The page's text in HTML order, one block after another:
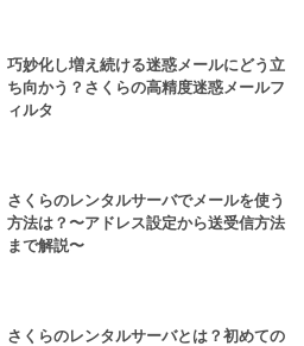
巧妙化し増え続ける迷惑メールにどう立
ち向かう？さくらの高精度迷惑メールフ
ィルタ
さくらのレンタルサーバでメールを使う
方法は？〜アドレス設定から送受信方法
まで解説〜
さくらのレンタルサーバとは？初めての